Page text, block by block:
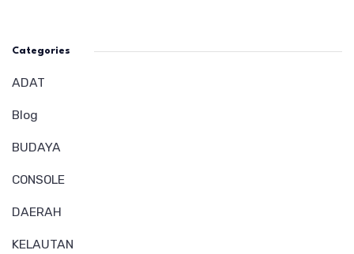
Categories
ADAT
Blog
BUDAYA
CONSOLE
DAERAH
KELAUTAN